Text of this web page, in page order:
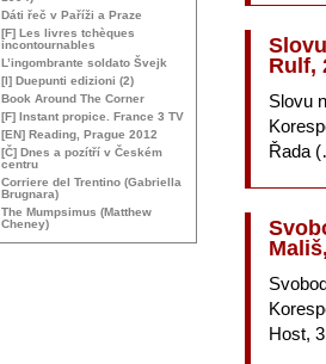
Rulf,
Slovu
Řada
Host,
Dáti řeč v Paříži a Praze
[F] Les livres tchèques
incontournables
L’ingombrante soldato Švejk
[I] Duepunti edizioni (2)
Book Around The Corner
[F] Instant propice. France 3 TV
[EN] Reading, Prague 2012
[Č] Dnes a pozítří v Českém
centru
Corriere del Trentino (Gabriella
Brugnara)
The Mumpsimus (Matthew
Cheney)